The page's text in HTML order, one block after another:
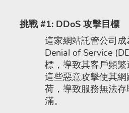
挑戰 #1: DDoS 攻擊目標
這家網站託管公司
Denial of Service
標，導致其客戶頻繁
這些惡意攻擊使其
荷，導致服務無法
滿。